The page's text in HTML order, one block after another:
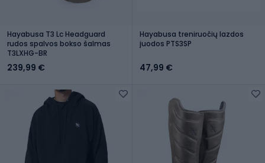
Hayabusa T3 Lc Headguard
rudos spalvos bokso šalmas
T3LXHG-BR
239,99 €
Hayabusa treniruočių lazdos
juodos PTS3SP
47,99 €